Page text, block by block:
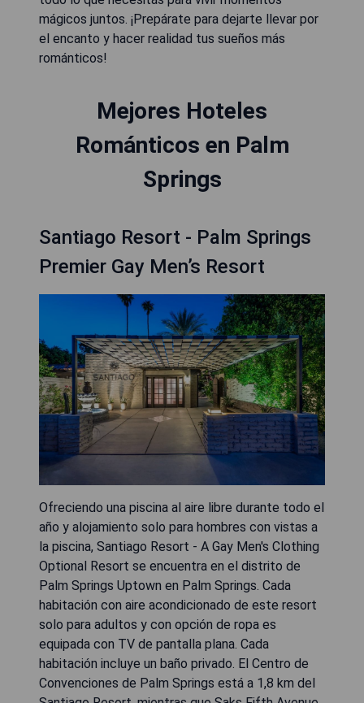
mágicos juntos. ¡Prepárate para dejarte llevar por
el encanto y hacer realidad tus sueños más
románticos!
Mejores Hoteles
Románticos en Palm
Springs
Santiago Resort - Palm Springs
Premier Gay Men’s Resort
Ofreciendo una piscina al aire libre durante todo el
año y alojamiento solo para hombres con vistas a
la piscina, Santiago Resort - A Gay Men's Clothing
Optional Resort se encuentra en el distrito de
Palm Springs Uptown en Palm Springs. Cada
habitación con aire acondicionado de este resort
solo para adultos y con opción de ropa es
equipada con TV de pantalla plana. Cada
habitación incluye un baño privado. El Centro de
Convenciones de Palm Springs está a 1,8 km del